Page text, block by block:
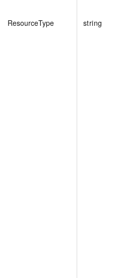
ResourceType string